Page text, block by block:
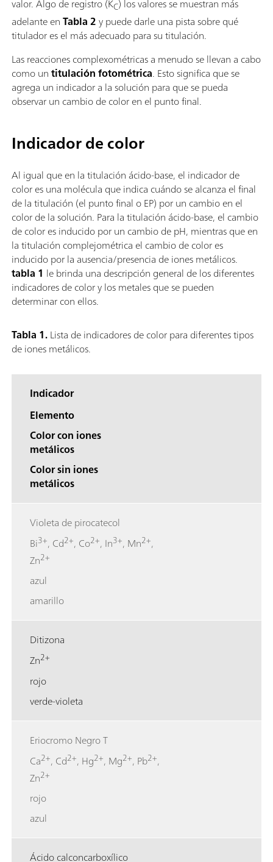
valor. Algo de registro (KC) los valores se muestran más
adelante enTabla 2y puede darle una pista sobre qué
titulador es el más adecuado para su titulación.
Las reacciones complexométricas a menudo se llevan a cabo
como untitulación fotométrica. Esto significa que se
agrega un indicador a la solución para que se pueda
observar un cambio de color en el punto final.
Indicador de color
Al igual que en la titulación ácido-base, el indicador de
color es una molécula que indica cuándo se alcanza el final
de la titulación (el punto final o EP) por un cambio en el
color de la solución. Para la titulación ácido-base, el cambio
de color es inducido por un cambio de pH, mientras que en
la titulación complejométrica el cambio de color es
inducido por la ausencia/presencia de iones metálicos.
tabla 1 le brinda una descripción general de los diferentes
indicadores de color y los metales que se pueden
determinar con ellos.
Tabla 1.Lista de indicadores de color para diferentes tipos
de iones metálicos.
Indicador
Elemento
Color con iones
metálicos
Color sin iones
metálicos
Violeta de pirocatecol
Bi3+, Cd2+, Co2+, In3+, Mn2+,
Zn2+
azul
amarillo
Ditizona
Zn2+
rojo
verde-violeta
Eriocromo Negro T
Ca2+, Cd2+, Hg2+, Mg2+, Pb2+,
Zn2+
rojo
azul
Ácido calconcarboxílico